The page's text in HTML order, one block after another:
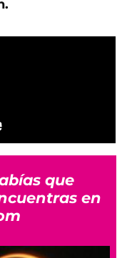
que
en